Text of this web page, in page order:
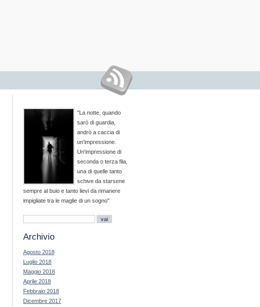
"La notte, quando
sarò di guardia,
andrò a caccia di
un'impressione.
Un'impressione di
seconda o terza fila,
una di quelle tanto
schive da starsene
sempre al buio e tanto lievi da rimanere
impigliate tra le maglie di un sogno"
Archivio
Agosto 2018
Luglio 2018
Maggio 2018
Aprile 2018
Febbraio 2018
Dicembre 2017